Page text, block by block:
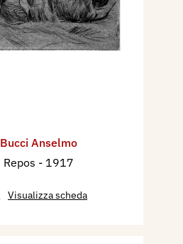
Bucci Anselmo
Repos - 1917
Visualizza scheda